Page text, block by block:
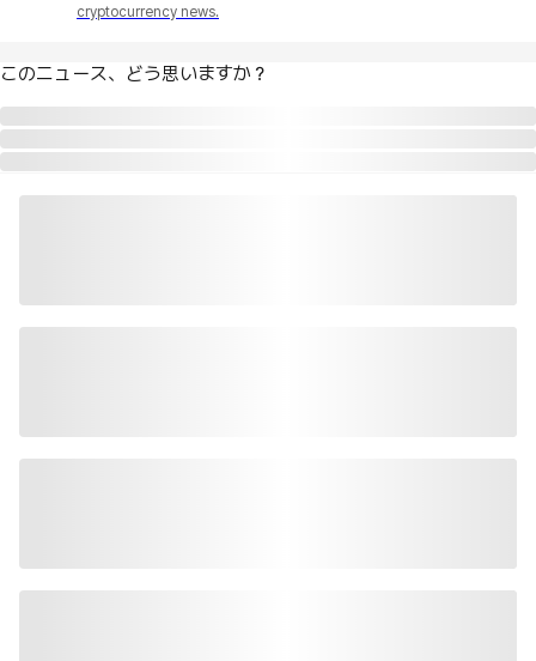
cryptocurrency news.
このニュース、どう思いますか？